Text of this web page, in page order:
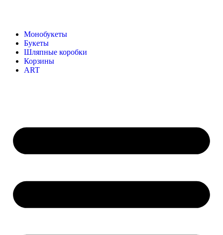
Монобукеты
Букеты
Шляпные коробки
Корзины
ART